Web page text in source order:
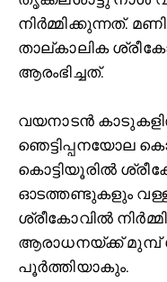
നിർമ്മിക്കുന്നത്.
താല്കാലിക
ആരംഭിച്ചത്.
വയനാടൻ
ഞെട്ടിപ്പനയോല
കൊട്ടിയൂരില്‍
ഓടത്തണ്ടുകളും
ശ്രീകോവില്‍
ആരാധനയ്ക്ക് മുമ്പ്
പൂർത്തിയാകും.